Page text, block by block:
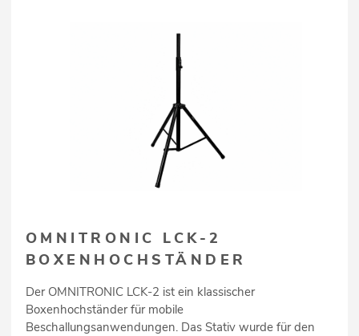
OMNITRONIC LCK-2
BOXENHOCHSTÄNDER
Der OMNITRONIC LCK-2 ist ein klassischer
Boxenhochständer für mobile
Beschallungsanwendungen. Das Stativ wurde für den